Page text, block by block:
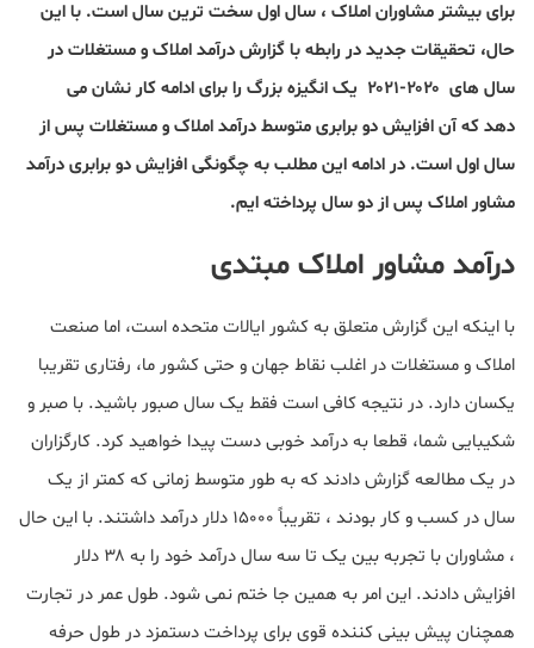
برای بیشتر مشاوران املاک ، سال اول سخت ترین سال است. با این
حال، تحقیقات جدید در رابطه با گزارش درآمد املاک و مستغلات در
سال های ۲۰۲۰-۲۰۲۱ یک انگیزه بزرگ را برای ادامه کار نشان می
دهد که آن افزایش دو برابری متوسط ​​درآمد املاک و مستغلات پس از
سال اول است. در ادامه این مطلب به چگونگی افزایش دو برابری درآمد
مشاور املاک پس از دو سال پرداخته ایم.
درآمد مشاور املاک مبتدی
با اینکه این گزارش متعلق به کشور ایالات متحده است، اما صنعت
املاک و مستغلات در اغلب نقاط جهان و حتی کشور ما، رفتاری تقریبا
یکسان دارد. در نتیجه کافی است فقط یک سال صبور باشید. با صبر و
شکیبایی شما، قطعا به درآمد خوبی دست پیدا خواهید کرد. کارگزاران
در یک مطالعه گزارش دادند که به طور متوسط ​​زمانی که کمتر از یک
سال در کسب و کار بودند ، تقریباً ۱۵۰۰۰ دلار درآمد داشتند. با این حال
، مشاوران با تجربه بین یک تا سه سال درآمد خود را به ۳۸ دلار
افزایش دادند. این امر به همین جا ختم نمی شود. طول عمر در تجارت
همچنان پیش بینی کننده قوی برای پرداخت دستمزد در طول حرفه